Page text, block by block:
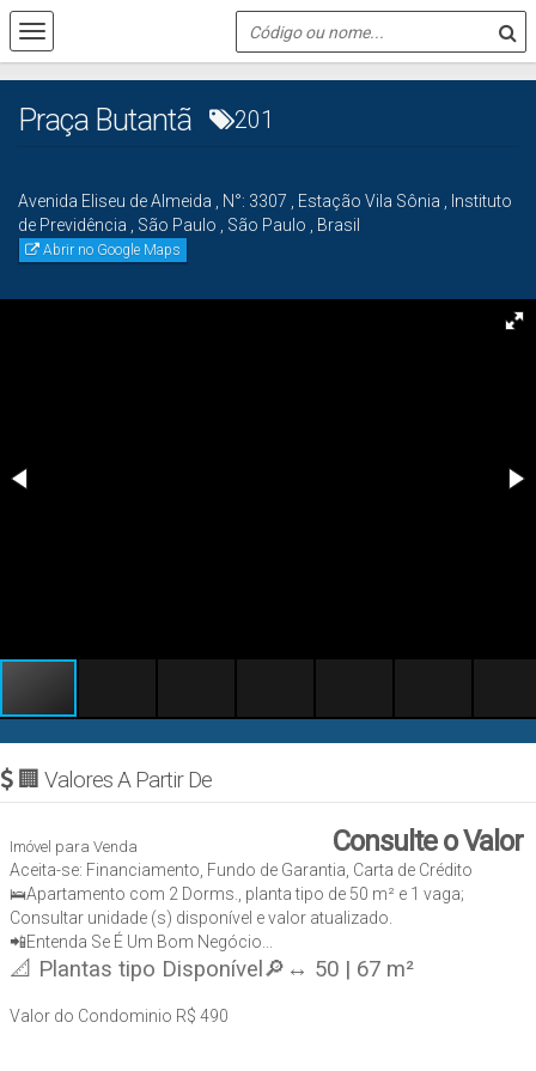
Praça Butantã 201
Avenida Eliseu de Almeida N°: 3307 Estação Vila Sônia
Instituto
de Previdência
São Paulo São Paulo Brasil
Abrir no Google Maps
🏢 Valores A Partir De
Consulte o Valor
Imóvel para Venda
Aceita-se: Financiamento, Fundo de Garantia, Carta de Crédito
🛌Apartamento com 2 Dorms., planta tipo de 50 m² e 1 vaga;
Consultar unidade (s) disponível e valor atualizado.
📲Entenda Se É Um Bom Negócio...
📐 Plantas tipo Disponível🔎↔ 50 | 67 m²
Valor do Condominio R$ 490